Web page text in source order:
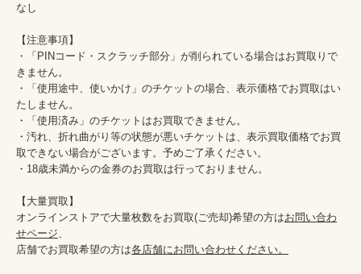
なし
【注意事項】
・「PINコード・スクラッチ部分」が削られている場合はお買取りで
きません。
・「使用途中、使いかけ」のチケットの場合、表示価格でお買取はい
たしません。
・「使用済み」のチケットはお買取できません。
・汚れ、折れ曲がり等の状態が悪いチケットは、表示買取価格でお買
取できない場合がございます。予めご了承ください。
・18歳未満からの金券のお買取は行っておりません。
【大量買取】
オンラインストアで大量枚数をお買取(ご売却)希望の方はお問い合わ
せページ
店舗でお買取希望の方は各店舗にお問い合わせください。